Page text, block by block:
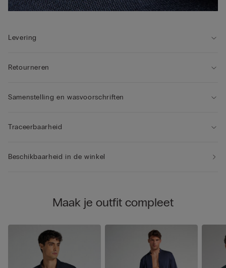
Levering
Retourneren
Samenstelling en wasvoorschriften
Traceerbaarheid
Beschikbaarheid in de winkel
Maak je outfit compleet